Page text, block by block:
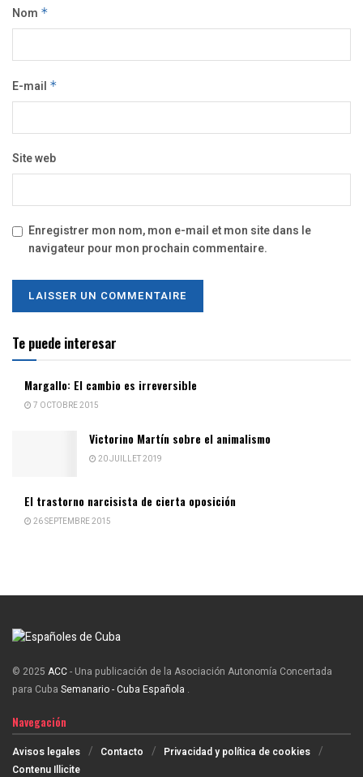
Nom *
E-mail *
Site web
Enregistrer mon nom, mon e-mail et mon site dans le
navigateur pour mon prochain commentaire.
Te puede interesar
Margallo: El cambio es irreversible
7 OCTOBRE 2015
Victorino Martín sobre el animalismo
20 JUILLET 2019
El trastorno narcisista de cierta oposición
26 SEPTEMBRE 2015
© 2025 ACC- Una publicación de la Asociación Autonomía Concertada
para Cuba Semanario - Cuba Española .
Navegación
Avisos legales Contacto
Privacidad y política de cookies
Contenu Illicite